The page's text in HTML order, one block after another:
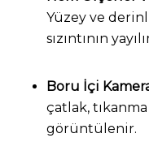
Yüzey ve
sızıntının
Boru İçi
çatlak,
görüntülenir.